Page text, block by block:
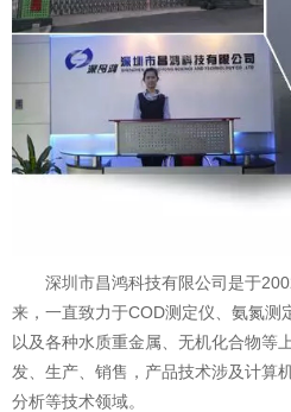
深圳市昌鸿科技有限公司是于
来，一直致力于COD测定仪、氨氮测
以及各种水质重金属、无机化合物等
发、生产、销售，产品技术涉及计算
分析等技术领域。